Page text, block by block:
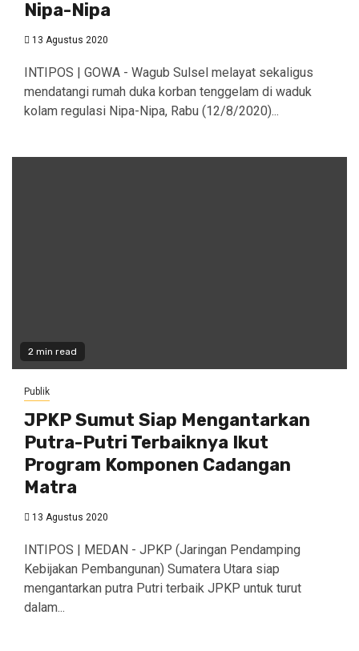
Nipa-Nipa
13 Agustus 2020
INTIPOS | GOWA - Wagub Sulsel melayat sekaligus
mendatangi rumah duka korban tenggelam di waduk
kolam regulasi Nipa-Nipa, Rabu (12/8/2020)...
2 min read
Publik
JPKP Sumut Siap Mengantarkan
Putra-Putri Terbaiknya Ikut
Program Komponen Cadangan
Matra
13 Agustus 2020
INTIPOS | MEDAN - JPKP (Jaringan Pendamping
Kebijakan Pembangunan) Sumatera Utara siap
mengantarkan putra Putri terbaik JPKP untuk turut
dalam...